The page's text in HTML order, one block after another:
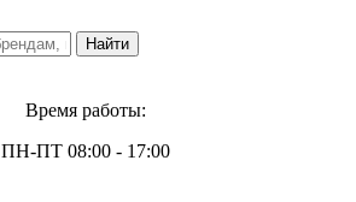
Время работы:
ПН-ПТ 08:00 - 17:00